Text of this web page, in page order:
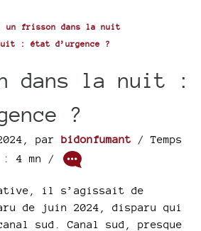
un frisson dans la nuit
: état d’urgence ?
dans la nuit :
?
par bidonfumant / Temps
: 4 mn /
il s’agissait de
de juin 2024, disparu qui
sud. Canal sud, presque